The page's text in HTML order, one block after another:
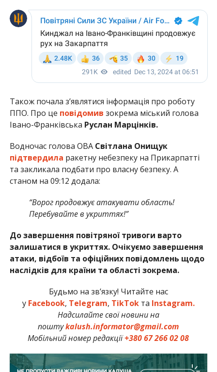
Також почала з’являтися інформація про роботу
ППО. Про це повідомив зокрема міський голова
Івано-Франківська Руслан Марцінків.
Водночас голова ОВА Світлана Онищук
підтвердила ракетну небезпеку на Прикарпатті
та закликала подбати про власну безпеку. А
станом на 09:12 додала:
“Ворог продовжує атакувати область!
Перебувайте в укриттях!”
До завершення повітряної тривоги варто
залишатися в укриттях. Очікуємо завершення
атаки, відбоїв та офіційних повідомлень щодо
наслідків для країни та області зокрема.
Будьмо на зв’язку! Читайте нас
у Facebook, Telegram, TikTokта Instagram.
Надсилайте свої новини на
поштуkalush.informator@gmail.com
Мобільний номер редакції+380 67 266 02 08